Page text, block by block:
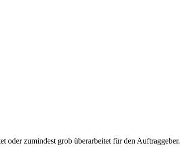
oder zumindest grob überarbeitet für den Auftraggeber.